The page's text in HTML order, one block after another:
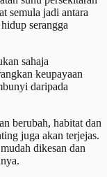
semula jadi antara
serangga
sahaja
keupayaan
daripada
berubah, habitat dan
juga akan terjejas.
dikesan dan